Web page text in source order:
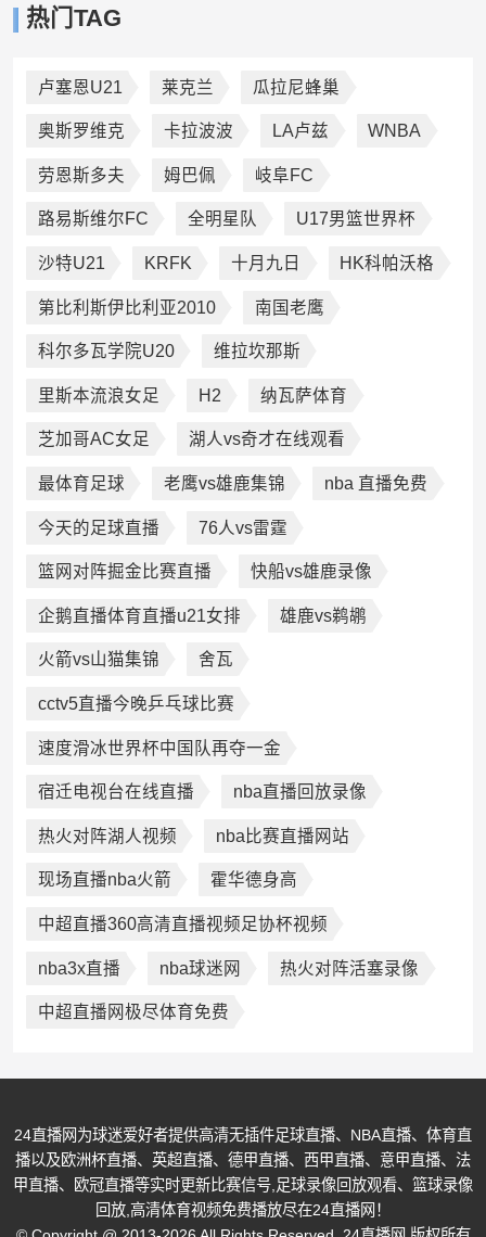
热门TAG
卢塞恩U21 莱克兰 瓜拉尼蜂巢
奥斯罗维克 卡拉波波 LA卢兹 WNBA
劳恩斯多夫 姆巴佩 岐阜FC
路易斯维尔FC 全明星队 U17男篮世界杯
沙特U21 KRFK 十月九日 HK科帕沃格
第比利斯伊比利亚2010 南国老鹰
科尔多瓦学院U20 维拉坎那斯
里斯本流浪女足 H2 纳瓦萨体育
芝加哥AC女足 湖人vs奇才在线观看
最体育足球 老鹰vs雄鹿集锦 nba 直播免费
今天的足球直播 76人vs雷霆
篮网对阵掘金比赛直播 快船vs雄鹿录像
企鹅直播体育直播u21女排 雄鹿vs鹈鹕
火箭vs山猫集锦 舍瓦
cctv5直播今晚乒乓球比赛
速度滑冰世界杯中国队再夺一金
宿迁电视台在线直播 nba直播回放录像
热火对阵湖人视频 nba比赛直播网站
现场直播nba火箭 霍华德身高
中超直播360高清直播视频足协杯视频
nba3x直播 nba球迷网 热火对阵活塞录像
中超直播网极尽体育免费
24直播网为球迷爱好者提供高清无插件足球直播、NBA直播、体育直
播以及欧洲杯直播、英超直播、德甲直播、西甲直播、意甲直播、法
甲直播、欧冠直播等实时更新比赛信号,足球录像回放观看、篮球录像
回放,高清体育视频免费播放尽在24直播网！